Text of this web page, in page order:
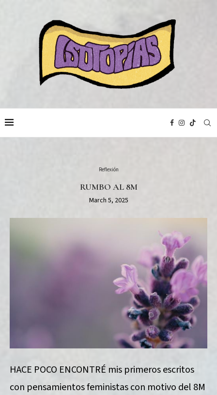
Reflexión
RUMBO AL 8M
March 5, 2025
HACE POCO ENCONTRÉ mis primeros escritos
con pensamientos feministas con motivo del 8M